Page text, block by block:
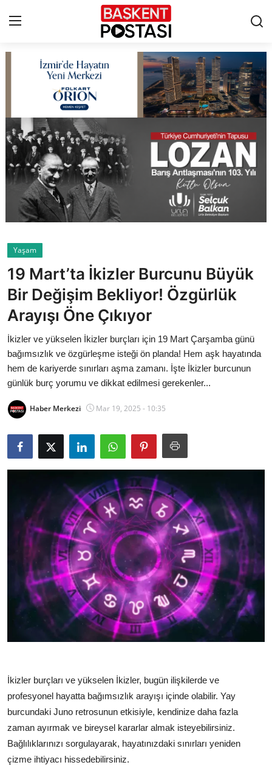
Çerez Politikası
Künye
Ankara
TBMM
Cumhurbaşkanlığı
Bakanlıklar
Siyasi Partiler
Mülki İdare
Toplum ve Yaşam
Sivil Toplum Kuruluşları
Kamu Kurumları ve Üst Kurullar
Resmi Reklamlar
Yaşam
19 Mart’ta İkizler Burcunu Büyük
Bir Değişim Bekliyor! Özgürlük
Arayışı Öne Çıkıyor
İkizler ve yükselen İkizler burçları için 19 Mart Çarşamba günü
bağımsızlık ve özgürleşme isteği ön planda! Hem aşk hayatında
hem de kariyerde sınırları aşma zamanı. İşte İkizler burcunun
günlük burç yorumu ve dikkat edilmesi gerekenler...
Haber Merkezi Mar 19, 2025 - 10:35
İkizler burçları ve yükselen İkizler, bugün ilişkilerde ve
profesyonel hayatta bağımsızlık arayışı içinde olabilir. Yay
burcundaki Juno retrosunun etkisiyle, kendinize daha fazla
zaman ayırmak ve bireysel kararlar almak isteyebilirsiniz.
Bağlılıklarınızı sorgulayarak, hayatınızdaki sınırları yeniden
çizme ihtiyacı hissedebilirsiniz.